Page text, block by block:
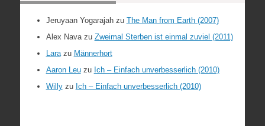
Jeruyaan Yogarajahzu The Man from Earth (2007)
Alex Navazu Zweimal Sterben ist einmal zuviel (2011)
Larazu Männerhort
Aaron Leuzu Ich – Einfach unverbesserlich (2010)
Willyzu Ich – Einfach unverbesserlich (2010)